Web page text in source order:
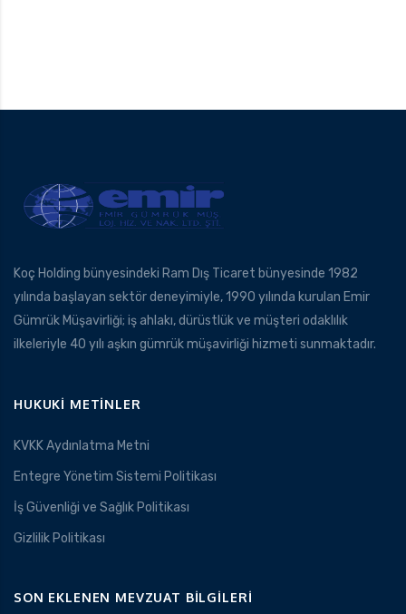
Koç Holding bünyesindeki Ram Dış Ticaret bünyesinde 1982
yılında başlayan sektör deneyimiyle, 1990 yılında kurulan Emir
Gümrük Müşavirliği; iş ahlakı, dürüstlük ve müşteri odaklılık
ilkeleriyle 40 yılı aşkın gümrük müşavirliği hizmeti sunmaktadır.
HUKUKI METINLER
KVKK Aydınlatma Metni
Entegre Yönetim Sistemi Politikası
İş Güvenliği ve Sağlık Politikası
Gizlilik Politikası
SON EKLENEN MEVZUAT BILGILERI